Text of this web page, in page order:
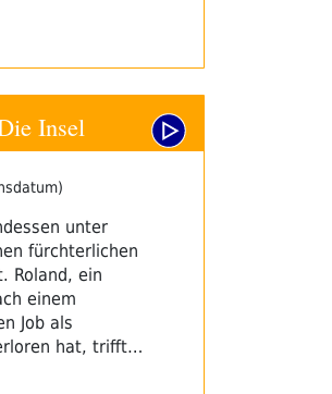
Insel
unter
fürchterlichen
Roland, ein
einem
Job als
hat, trifft…